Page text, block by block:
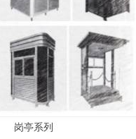
岗亭系列